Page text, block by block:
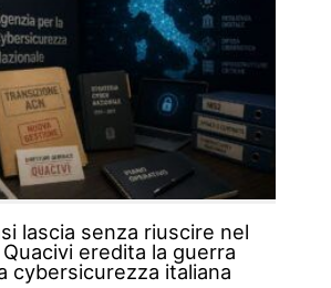
lascia senza riuscire nel
eredita la guerra
cybersicurezza italiana